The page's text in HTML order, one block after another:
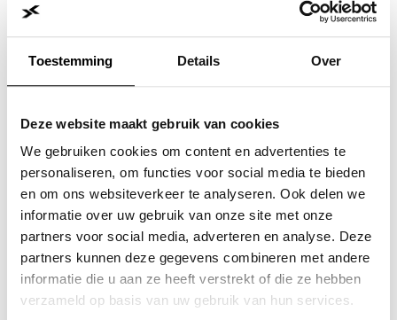
Toestemming Details Over
Deze website maakt gebruik van cookies
We gebruiken cookies om content en advertenties te
personaliseren, om functies voor social media te bieden
en om ons websiteverkeer te analyseren. Ook delen we
informatie over uw gebruik van onze site met onze
partners voor social media, adverteren en analyse. Deze
partners kunnen deze gegevens combineren met andere
informatie die u aan ze heeft verstrekt of die ze hebben
verzameld op basis van uw gebruik van hun services.
Application error: a client-side exception has occurred while
loadingwww.jvk.nl(see the browser consolefor more
information).